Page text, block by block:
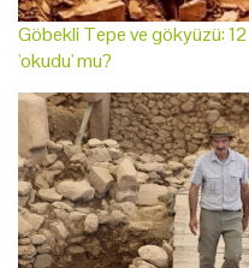
Göbekli Tepe ve gökyüzü: 12
'okudu' mu?